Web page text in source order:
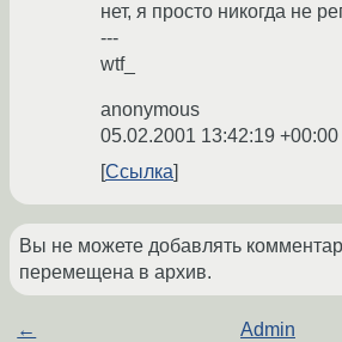
нет, я просто никогда не
---
wtf_
anonymous
05.02.2001 13:42:19 +00:00
Ссылка
Вы не можете добавлять
перемещена в архив.
← Admin